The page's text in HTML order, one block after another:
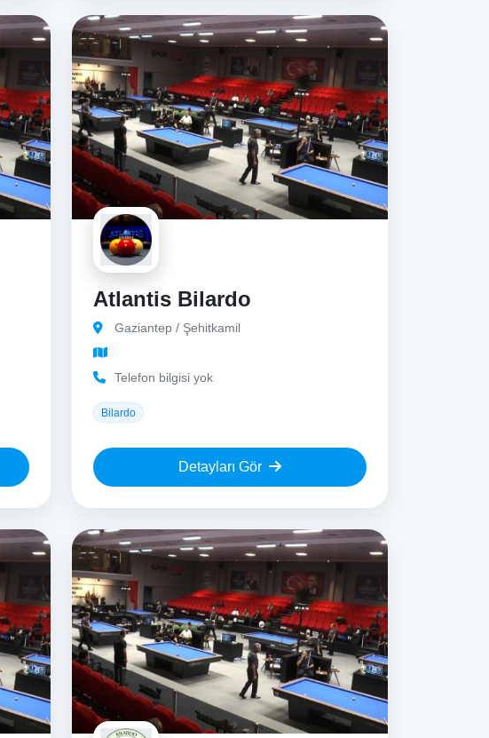
Atlantis Bilardo
Gaziantep / Şehitkamil
Telefon bilgisi yok
Bilardo
Detayları Gör